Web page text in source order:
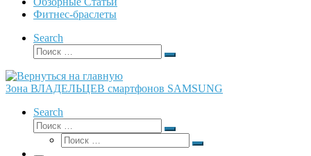
Фитнес-браслеты
Search
Поиск
Поиск
Зона ВЛАДЕЛЬЦЕВ смартфонов SAMSUNG
Search
Поиск
Поиск
Поиск
Поиск